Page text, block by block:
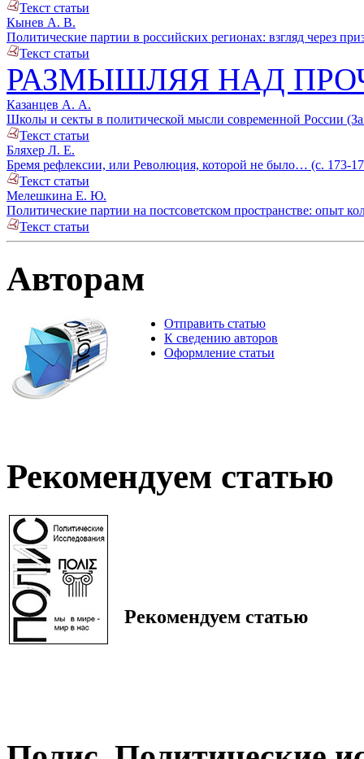
Текст статьи
Кынев А. В.
Политические партии в российских регионах: взгляд через
Текст статьи
РАЗМЫШЛЯЯ НАД
Казанцев А. А.
Школы и секты в политической мысли современной России
Текст статьи
Бляхер Л. Е.
Бремя рефлексии, или Революция, которой не было… (с. 173-
Текст статьи
Мелешкина Е. Ю.
Политические партии на постсоветском пространстве: опыт
Текст статьи
Авторам
Отправить статью
К сведению авторов
Оформление статьи
Рекомендуем статью
Рекомендуем статью